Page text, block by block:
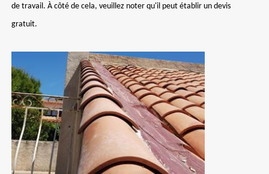
de travail. À côté de cela, veuillez noter qu'il peut établir un devis
gratuit.